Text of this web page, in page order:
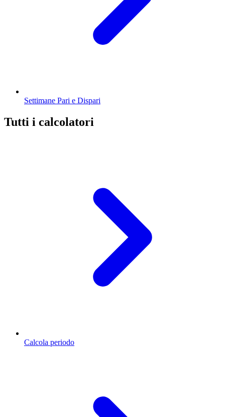
Settimane Pari e Dispari
Tutti i calcolatori
Calcola periodo